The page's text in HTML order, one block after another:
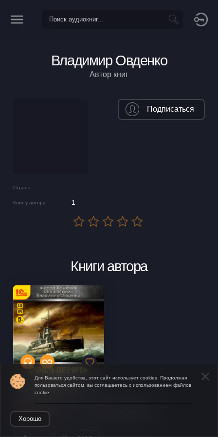
Владимир Овденко
Автор книг
Страна
Книг у автора 1
Подписаться
Книги автора
Крепость Порт-Артур
Ильин,Федор Конюхов
Для Вашего удобства, этот сайт использует cookies. Продолжая
пользоваться сайтом, вы соглашаетесь с использованием файлов
cookie.
Хорошо